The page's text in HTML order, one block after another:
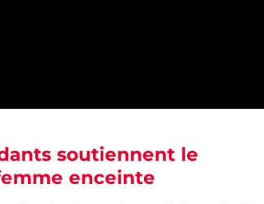
soutiennent le
enceinte